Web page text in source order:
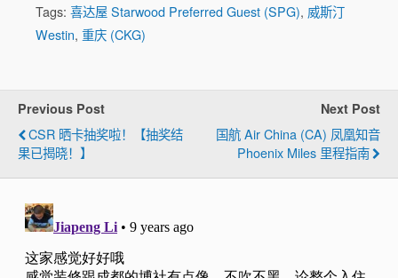
Tags: 喜达屋 Starwood Preferred Guest (SPG), 威斯汀
Westin, 重庆 (CKG)
Previous Post
CSR 晒卡抽奖啦！【抽奖结
果已揭晓！】
Next Post
国航 Air China (CA) 凤凰知音
Phoenix Miles 里程指南